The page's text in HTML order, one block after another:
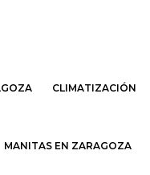
CLIMATIZACIÓN
MANITAS EN ZARAGOZA